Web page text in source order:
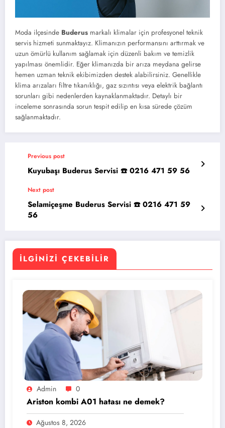
Moda ilçesinde Buderus markalı klimalar için profesyonel teknik
servis hizmeti sunmaktayız. Klimanızın performansını arttırmak ve
uzun ömürlü kullanım sağlamak için düzenli bakım ve temizlik
yapılması önemlidir. Eğer klimanızda bir arıza meydana gelirse
hemen uzman teknik ekibimizden destek alabilirsiniz. Genellikle
klima arızaları filtre tıkanıklığı, gaz sızıntısı veya elektrik bağlantı
sorunları gibi nedenlerden kaynaklanmaktadır. Detaylı bir
inceleme sonrasında sorun tespit edilip en kısa sürede çözüm
sağlanmaktadır.
Previous post
Kuyubaşı Buderus Servisi ☎️ 0216 471 59 56
Next post
Selamiçeşme Buderus Servisi ☎️ 0216 471 59
56
İLGINIZI ÇEKEBILIR
Admin 0
Ariston kombi A01 hatası ne demek?
Ağustos 8, 2026